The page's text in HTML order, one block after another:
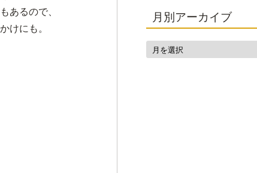
あるので、
けにも。
月別アーカイブ